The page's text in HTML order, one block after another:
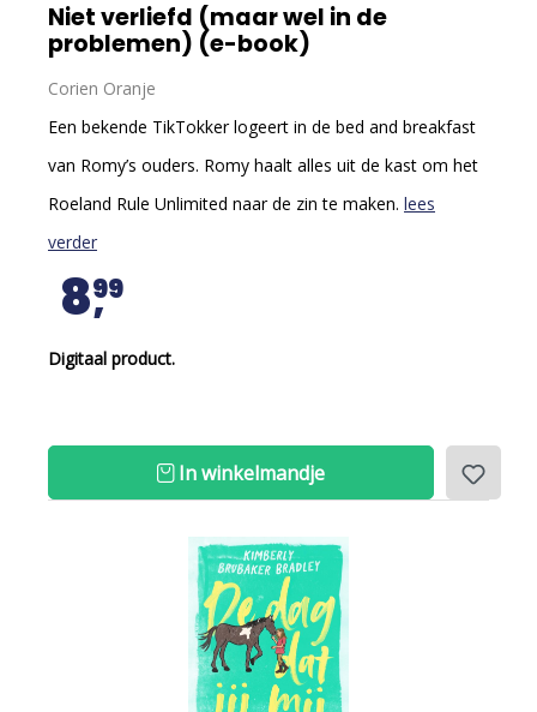
Niet verliefd (maar wel in de
problemen) (e-book)
Corien Oranje
Een bekende TikTokker logeert in de bed and breakfast
van Romy’s ouders. Romy haalt alles uit de kast om het
Roeland Rule Unlimited naar de zin te maken. lees
verder
899
Digitaal product.
In winkelmandje